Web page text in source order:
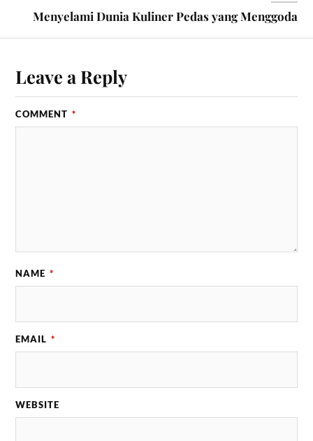
Menyelami Dunia Kuliner Pedas yang Menggoda
Leave a Reply
COMMENT *
NAME *
EMAIL *
WEBSITE